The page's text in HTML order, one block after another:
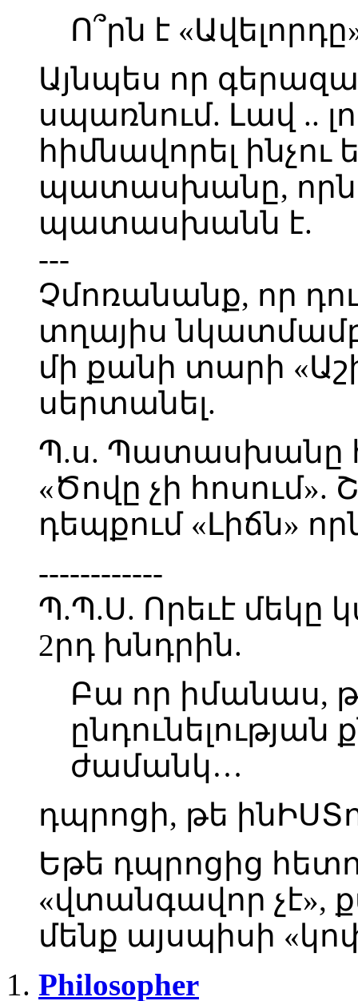
Ո՞րն է
Այնպես որ
սպառնում. Լավ ..
հիմնավորել ինչու
պատասխանը, որն
պատասխանն է.
---
Չմոռանանք, որ
տղայիս նկատմամբ
մի քանի տարի
սերտանել.
Պ.ս. Պատասխանը
«Ծովը չի
դեպքում «Լիճն»
------------
Պ.Պ.Ս. Որեւէ
2րդ խնդրին.
Բա որ իմանաս,
ընդունելության
ժամանկ…
դպրոցի, թե
Եթե դպրոցից
«վտանգավոր չէ»,
մենք այսպիսի
Philosopher